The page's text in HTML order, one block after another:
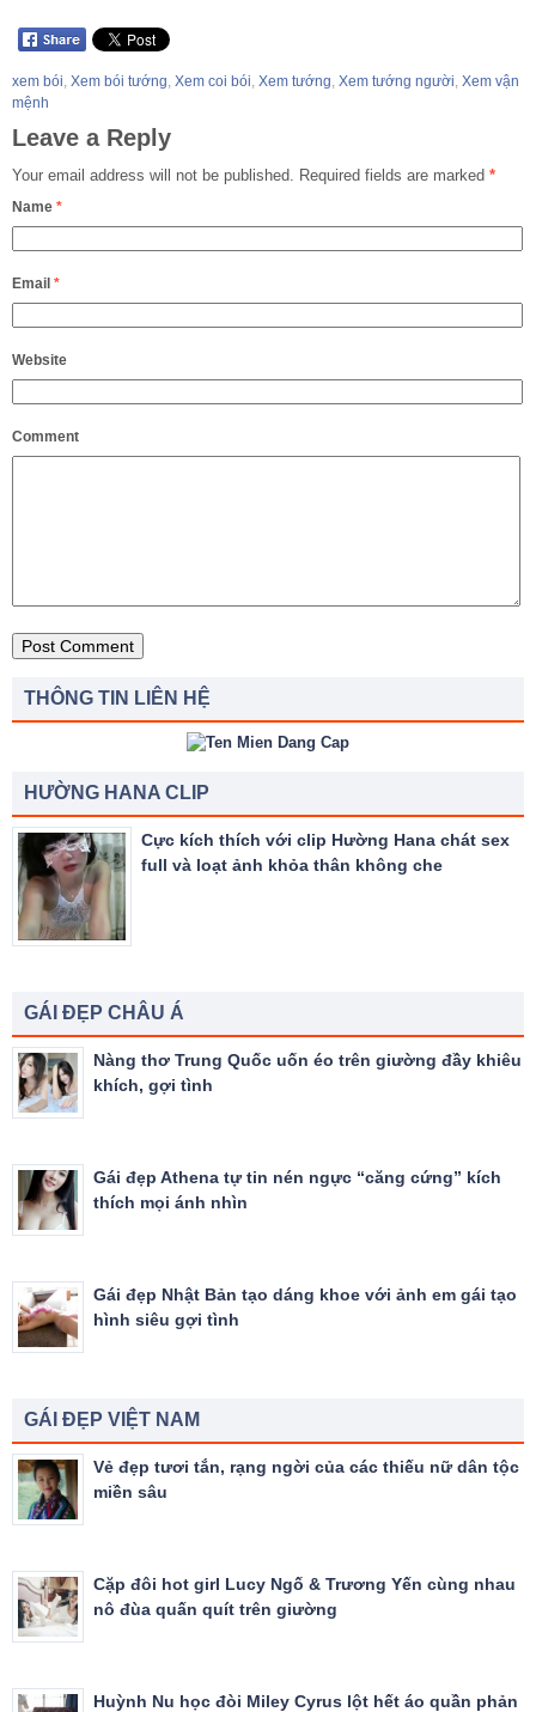
xem bói, Xem bói tướng, Xem coi bói, Xem tướng, Xem tướng người, Xem vận
mệnh
Leave a Reply
Your email address will not be published. Required fields are marked *
Name *
Email *
Website
Comment
THÔNG TIN LIÊN HỆ
HƯỜNG HANA CLIP
Cực kích thích với clip Hường Hana chát sex
full và loạt ảnh khỏa thân không che
GÁI ĐẸP CHÂU Á
Nàng thơ Trung Quốc uốn éo trên giường đầy khiêu
khích, gợi tình
Gái đẹp Athena tự tin nén ngực “căng cứng” kích
thích mọi ánh nhìn
Gái đẹp Nhật Bản tạo dáng khoe với ảnh em gái tạo
hình siêu gợi tình
GÁI ĐẸP VIỆT NAM
Vẻ đẹp tươi tắn, rạng ngời của các thiếu nữ dân tộc
miền sâu
Cặp đôi hot girl Lucy Ngố & Trương Yến cùng nhau
nô đùa quấn quít trên giường
Huỳnh Nu học đòi Miley Cyrus lột hết áo quần phản